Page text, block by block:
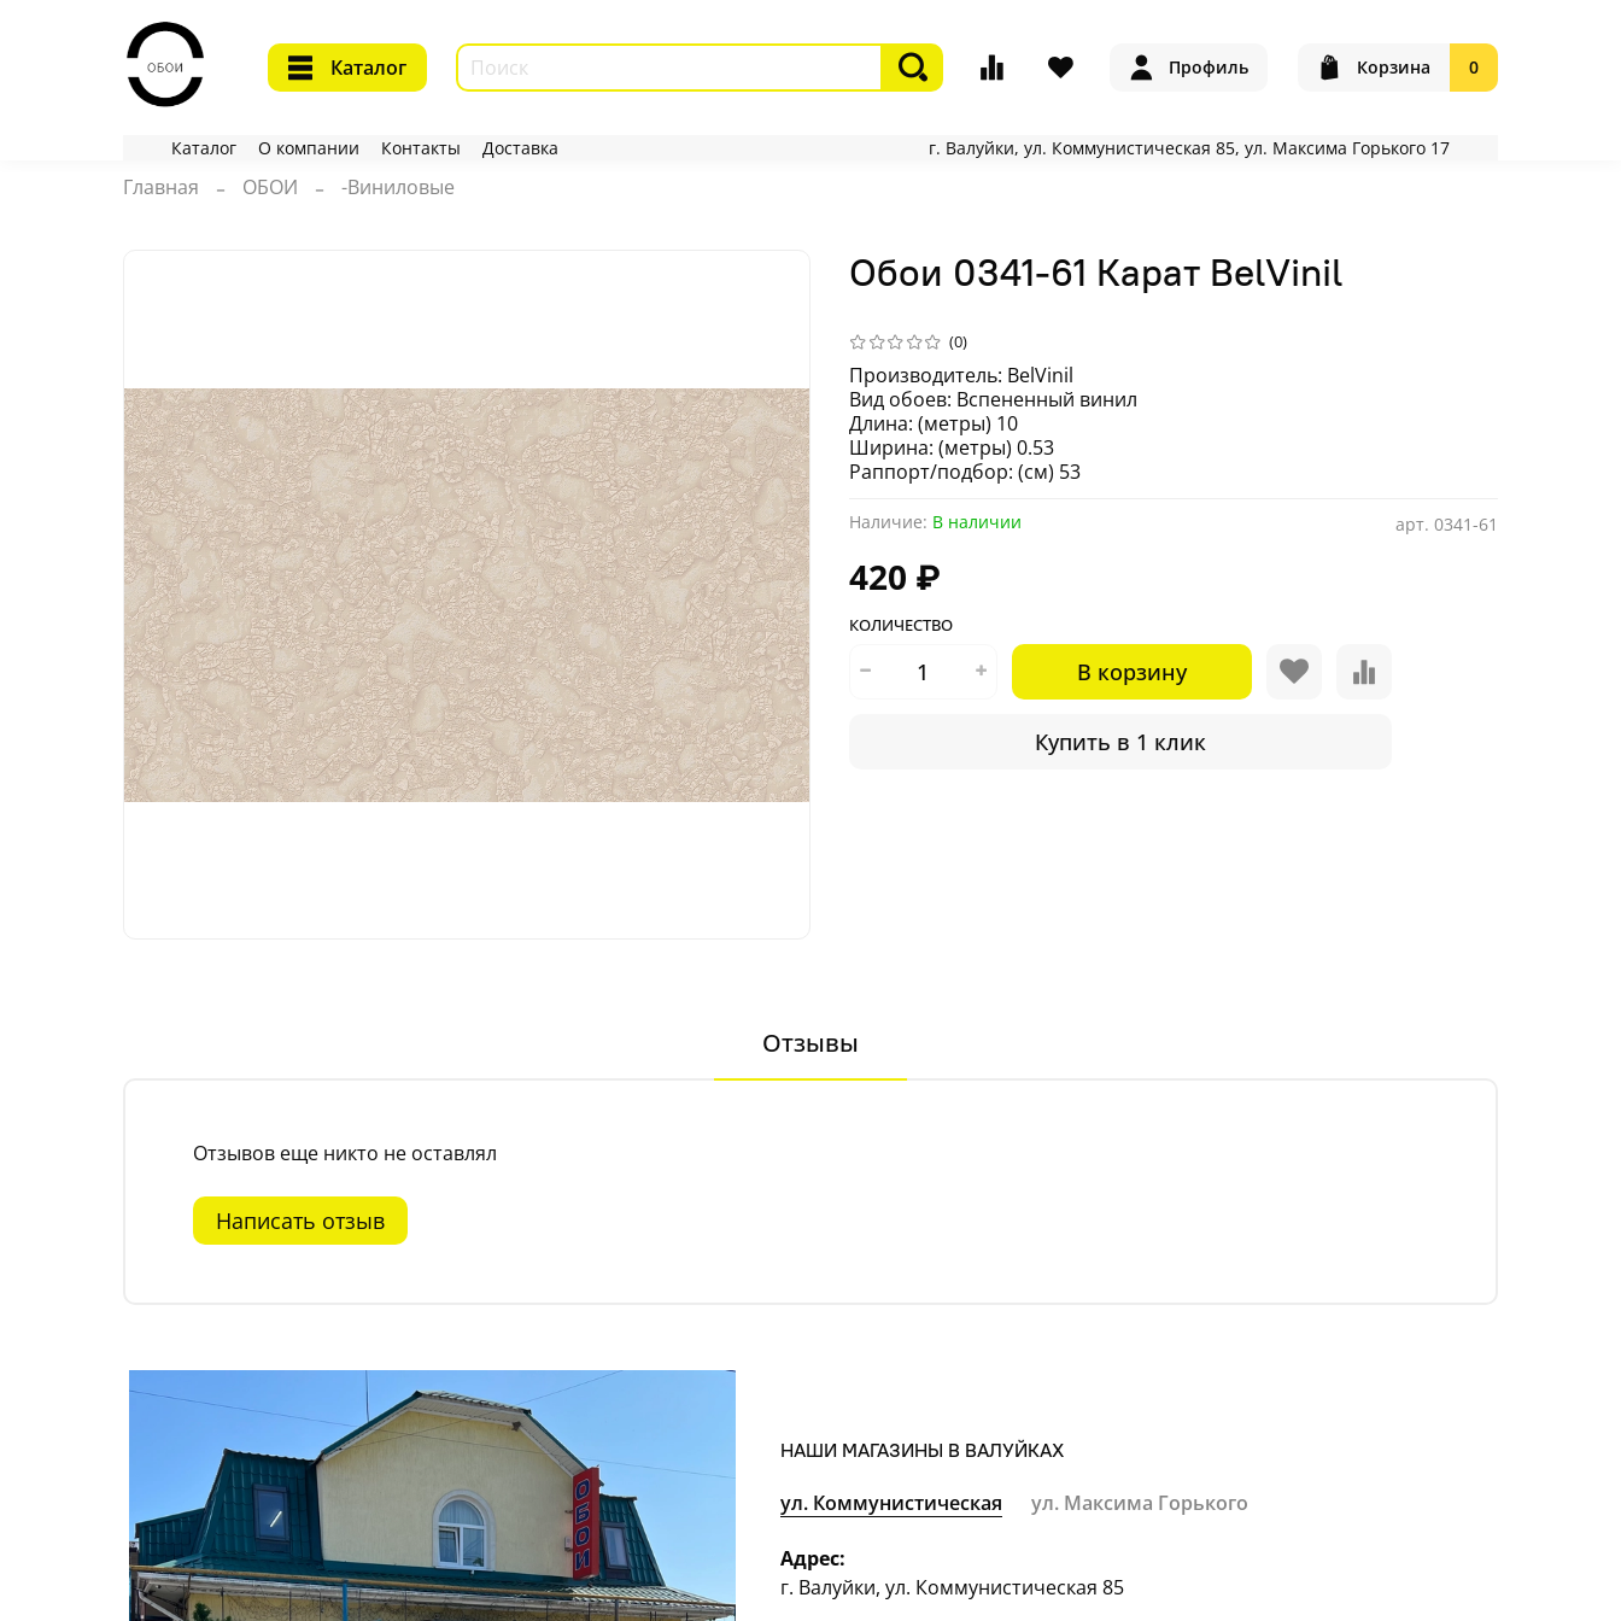
Каталог Профиль Корзина 0
Каталог О компании Контакты Доставка г. Валуйки, ул. Коммунистическая 85, ул. Максима Горького 17
Главная ОБОИ -Виниловые
(0)
арт. 0341-61
Наличие: В наличии
Обои 0341-61 Карат BelVinil
420 ₽
КОЛИЧЕСТВО
В корзину
Купить в 1 клик
Производитель: BelVinil
Вид обоев: Вспененный винил
Длина: (метры) 10
Ширина: (метры) 0.53
Раппорт/подбор: (см) 53
Отзывы
Отзывов еще никто не оставлял
Написать отзыв
НАШИ МАГАЗИНЫ В ВАЛУЙКАХ
ул. Коммунистическая ул. Максима Горького
Адрес:
г. Валуйки, ул. Коммунистическая 85